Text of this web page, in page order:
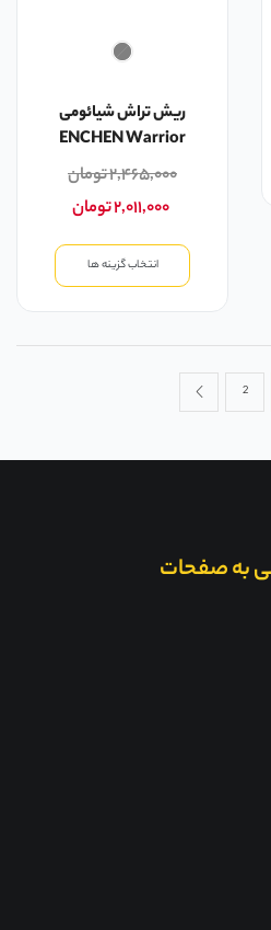
ریش تراش شیائومی
ENCHEN Warrior
۲,۴۶۵,۰۰۰تومان
۲,۰۱۱,۰۰۰تومان
انتخاب گزینه ها
2
به صفحات